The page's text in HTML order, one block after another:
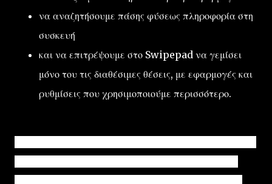
να αναζητήσουμε πάσης φύσεως πληροφορία στη
συσκευή
και να επιτρέψουμε στο Swipepad να γεμίσει
μόνο του τις διαθέσιμες θέσεις, με εφαρμογές και
ρυθμίσεις που χρησιμοποιούμε περισσότερο.